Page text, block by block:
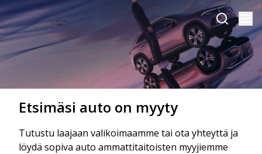
Etsimäsi auto on myyty
Tutustu laajaan valikoimaamme tai ota yhteyttä ja
löydä sopiva auto ammattitaitoisten myyjiemme